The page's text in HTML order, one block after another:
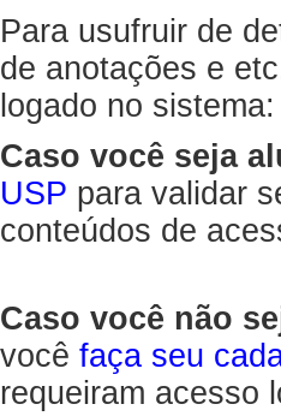
Para usufruir de
de anotações e
logado no sistema:
Caso você seja
USP para validar
conteúdos de
Caso você não
você faça seu
requeiram acesso